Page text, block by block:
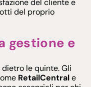
del cliente e
del proprio
gestione e
dietro le quinte. Gli
RetailCentrale